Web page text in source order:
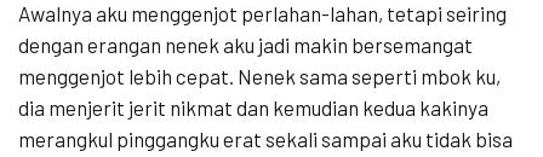
Awalnya aku menggenjot perlahan-lahan, tetapi seiring
dengan erangan nenek aku jadi makin bersemangat
menggenjot lebih cepat. Nenek sama seperti mbok ku,
dia menjerit jerit nikmat dan kemudian kedua kakinya
merangkul pinggangku erat sekali sampai aku tidak bisa